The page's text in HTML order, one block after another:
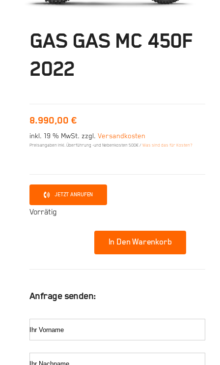
GAS GAS MC 450F
2022
8.990,00 €
inkl. 19 % MwSt. zzgl. Versandkosten
Preisangaben inkl. Überführung -und Nebenkosten 500€ /Was sind das für Kosten?
JETZT ANRUFEN
Vorrätig
450F
Menge
In Den Warenkorb
Anfrage senden:
Ihr Vorname